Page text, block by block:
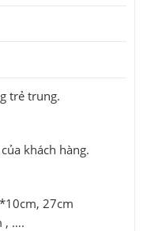
trẻ trung.
khách hàng.
27cm
, ….